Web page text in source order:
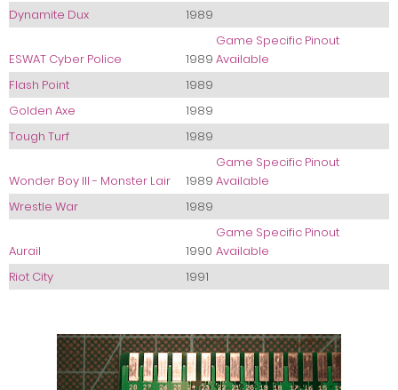
Dynamite Dux
1989
ESWAT Cyber Police 1989
Game Specific Pinout
Available
Flash Point
1989
Golden Axe
1989
Tough Turf
1989
Wonder Boy III - Monster Lair 1989
Game Specific Pinout
Available
Wrestle War
1989
Aurail 1990
Game Specific Pinout
Available
Riot City
1991